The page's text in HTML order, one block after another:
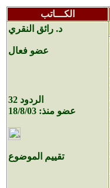
الكـــاتب
د. رائق النقري
عضو فعال
الردود
عضو منذ:
تقييم الموضوع